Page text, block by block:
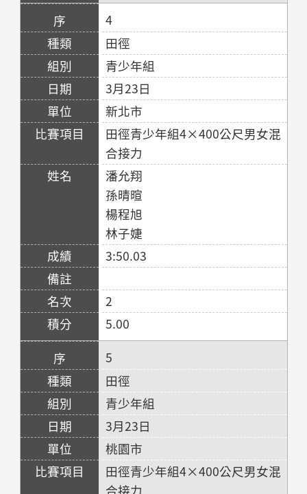
4
田徑
青少年組
3月23日
新北市
田徑青少年組4×400公尺男女混
合接力
潘允翔
孫晴暄
楊程旭
林子婕
3:50.03
2
5.00
5
田徑
青少年組
3月23日
桃園市
田徑青少年組4×400公尺男女混
合接力